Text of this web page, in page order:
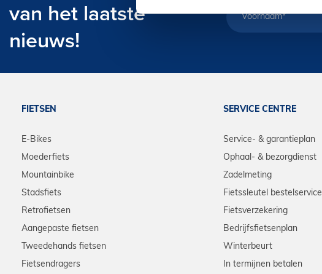
van het laatste
nieuws!
FIETSEN
E-Bikes
Moederfiets
Mountainbike
Stadsfiets
Retrofietsen
Aangepaste fietsen
Tweedehands fietsen
Fietsendragers
SERVICE CENTRE
Service- & garantieplan
Ophaal- & bezorgdienst
Zadelmeting
Fietssleutel bestelservice
Fietsverzekering
Bedrijfsfietsenplan
Winterbeurt
In termijnen betalen